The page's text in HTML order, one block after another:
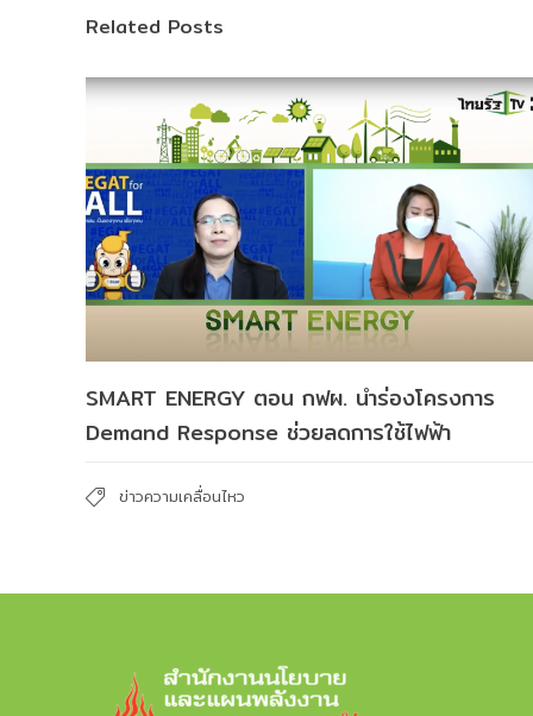
Related Posts
SMART ENERGY ตอน กฟผ. นำร่องโครงการ
Demand Response ช่วยลดการใช้ไฟฟ้า
ข่าวความเคลื่อนไหว